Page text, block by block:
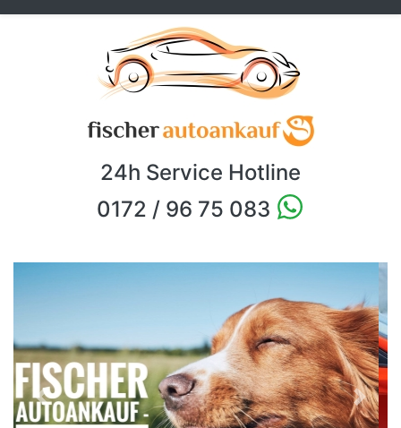
24h Service Hotline
0172 / 96 75 083
Previous Next